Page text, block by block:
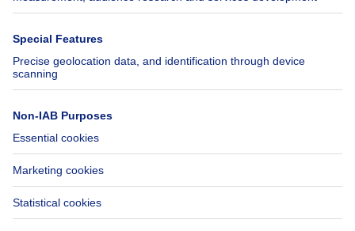
Immowelt.de
Help
FAQ
Accessibility
Contact us
Follow Us
Immoweb SA © 2026 - All rights reserved
Terms of use Cookie settings Privacy Ranking rules